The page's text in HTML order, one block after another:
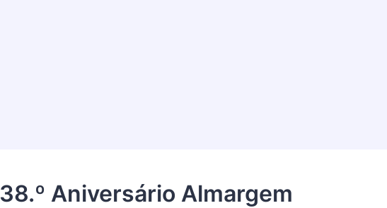
38.º Aniversário Almargem